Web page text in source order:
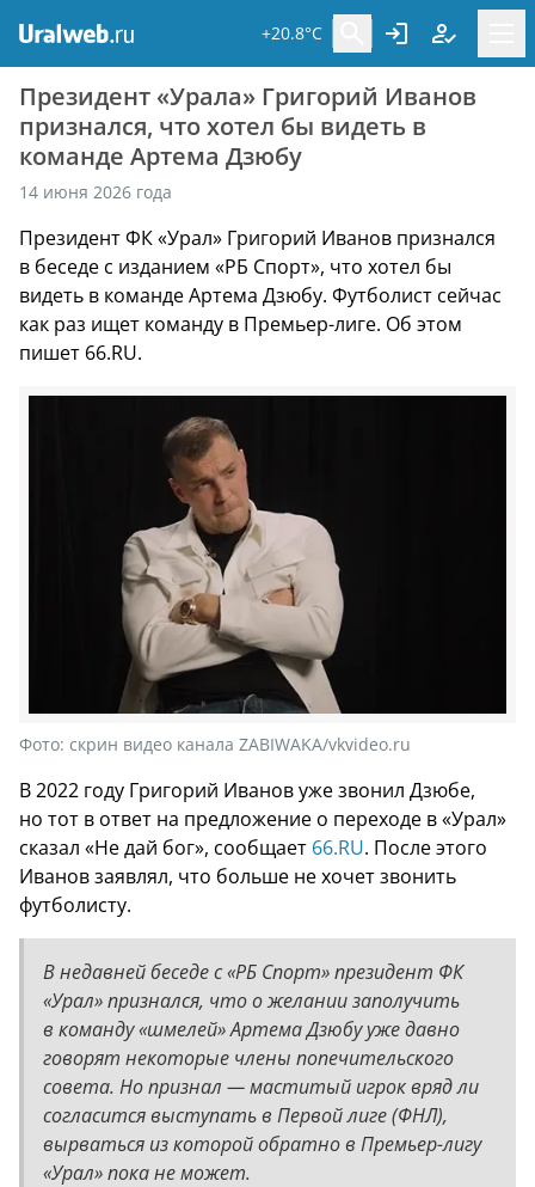
+20.8°C
Президент «Урала» Григорий Иванов
признался, что хотел бы видеть в
команде Артема Дзюбу
14 июня 2026 года
Президент ФК «Урал» Григорий Иванов признался
в беседе с изданием «РБ Спорт», что хотел бы
видеть в команде Артема Дзюбу. Футболист сейчас
как раз ищет команду в Премьер-лиге. Об этом
пишет 66.RU.
Фото: скрин видео канала ZABIWAKA/vkvideo.ru
В 2022 году Григорий Иванов уже звонил Дзюбе,
но тот в ответ на предложение о переходе в «Урал»
сказал «Не дай бог», сообщает 66.RU. После этого
Иванов заявлял, что больше не хочет звонить
футболисту.
В недавней беседе с «РБ Спорт» президент ФК
«Урал» признался, что о желании заполучить
в команду «шмелей» Артема Дзюбу уже давно
говорят некоторые члены попечительского
совета. Но признал — маститый игрок вряд ли
согласится выступать в Первой лиге (ФНЛ),
вырваться из которой обратно в Премьер-лигу
«Урал» пока не может.